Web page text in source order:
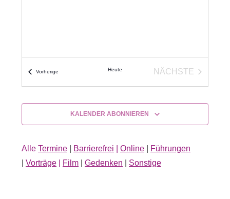
Vorherige Heute
NÄCHSTE
KALENDER ABONNIEREN
Alle Termine Barrierefrei Online
Führungen
Vorträge Film Gedenken Sonstige